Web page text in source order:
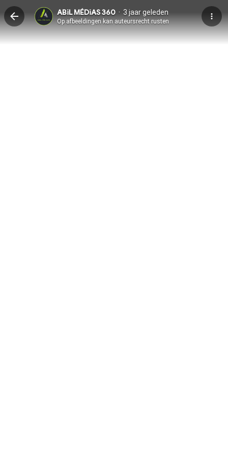
ABiL MÉDiAS 360 · 3 jaar geleden
Op afbeeldingen kan auteursrecht rusten